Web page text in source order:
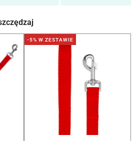
-5% W ZESTAWIE